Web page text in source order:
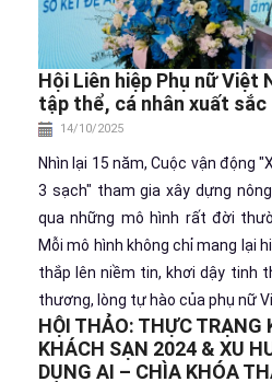
Hội Liên hiệp Phụ nữ Việt
tập thể, cá nhân xuất sắc
14/10/2025
Nhìn lại 15 năm, Cuộc vận động
3 sạch" tham gia xây dựng
qua những mô hình rất đời
Mỗi mô hình không chỉ mang lại
thắp lên niềm tin, khơi dậy tinh
thương, lòng tự hào của phụ nữ
HỘI THẢO: THỰC TRẠNG
KHÁCH SẠN 2024 & XU
DỤNG AI – CHÌA KHÓA